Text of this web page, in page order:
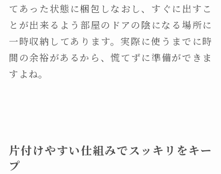
てあった状態に梱包しなおし、すぐに出すこ
とが出来るよう部屋のドアの陰になる場所に
一時収納してあります。実際に使うまでに時
間の余裕があるから、慌てずに準備ができま
すよね。
片付けやすい仕組みでスッキリをキー
プ